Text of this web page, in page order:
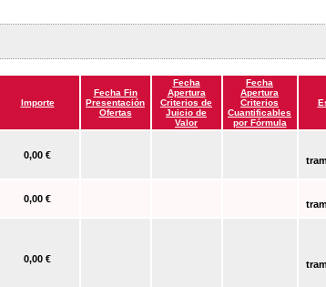
Importe
Fecha Fin
Presentación
Ofertas
Fecha
Apertura
Criterios de
Juicio de
Valor
Fecha
Apertura
Criterios
Cuantificables
por Fórmula
0,00 €
0,00 €
0,00 €